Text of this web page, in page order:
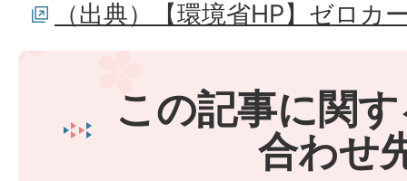
（出典）【環境省HP】ゼロカ
この記事に関
合わせ